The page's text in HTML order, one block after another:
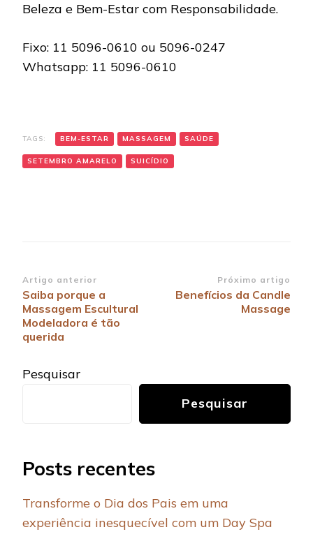
Beleza e Bem-Estar com Responsabilidade.
Fixo: 11 5096-0610 ou 5096-0247
Whatsapp: 11 5096-0610
TAGS: BEM-ESTAR MASSAGEM SAÚDE
SETEMBRO AMARELO SUICÍDIO
Navegação
de
post
Artigo anterior
Saiba porque a
Massagem Escultural
Modeladora é tão
querida
Próximo artigo
Benefícios da Candle
Massage
Pesquisar
Pesquisar
Posts recentes
Transforme o Dia dos Pais em uma
experiência inesquecível com um Day Spa